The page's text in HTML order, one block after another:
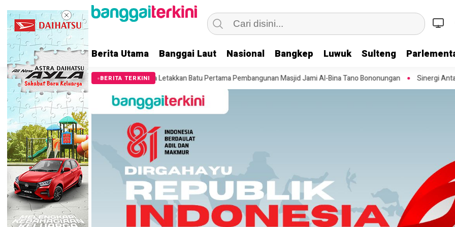
Berita Utama Banggai Laut Nasional Bangkep Luwuk Sulteng
BERITA TERKINI
Sofyan Kaepa Letakkan Batu Pertama Pembangunan Masjid Jami Al-Bina Tano Bononungan Sinergi Antar Instansi, Kepala Kantor